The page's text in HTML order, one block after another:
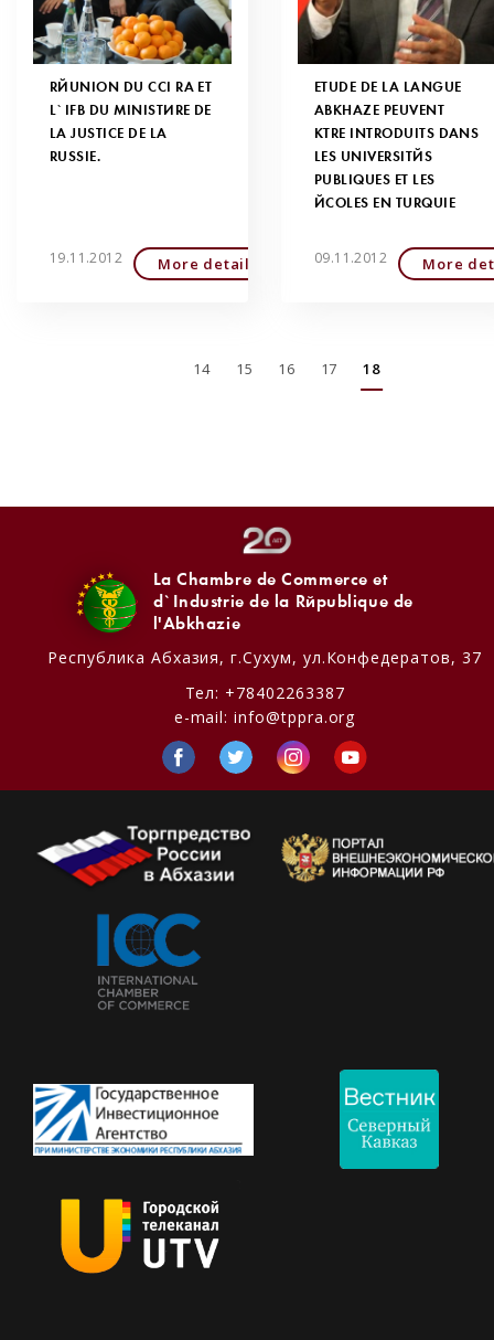
RÉUNION DU CCI RA ET
L`IFB DU MINISTÈRE DE
LA JUSTICE DE LA
RUSSIE.
19.11.2012 More detailed
ETUDE DE LA LANGUE
ABKHAZE PEUVENT
ÊTRE INTRODUITS DANS
LES UNIVERSITÉS
PUBLIQUES ET LES
ÉCOLES EN TURQUIE
09.11.2012 More
14 15 16 17 18
La Chambre de Commerce et
d`Industrie de la République de
l'Abkhazie
Республика Абхазия, г.Сухум, ул.Конфедератов, 37
Тел: +78402263387
e-mail:info@tppra.org